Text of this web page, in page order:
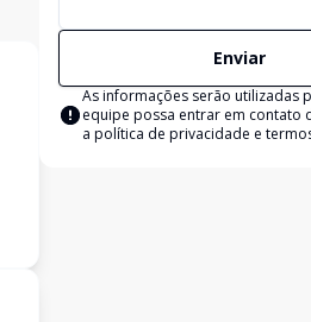
Enviar
As informações serão utilizadas
equipe possa entrar em contato
a política de privacidade e